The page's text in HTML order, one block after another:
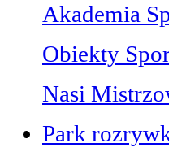
Akademia
Obiekty
Nasi
Park